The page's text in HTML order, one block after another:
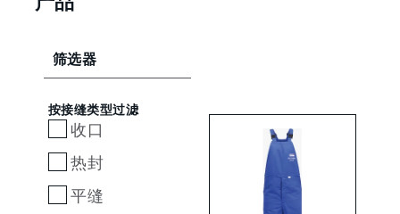
筛选器
按接缝类型过滤
收口
热封
平缝